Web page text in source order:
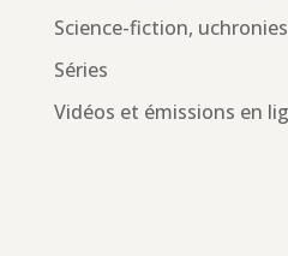
Science-fiction,
Séries
Vidéos et émissions en